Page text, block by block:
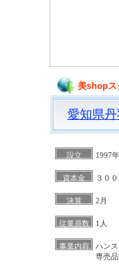
美shopス
愛知県
設立 1997
資本金 ３０
決算 2月
従業員数 1人
事業内容
ハン
専売